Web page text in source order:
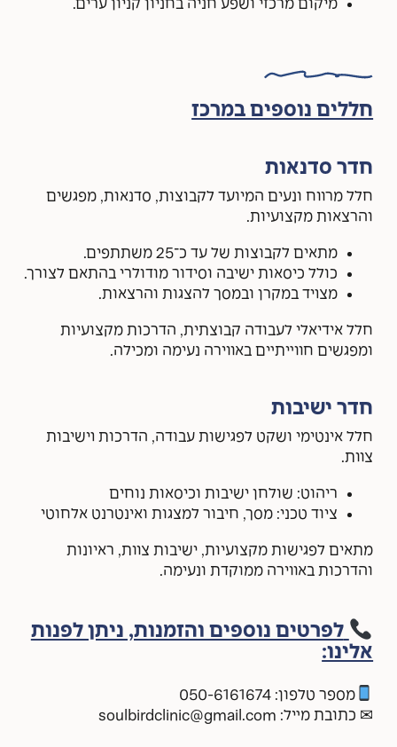
מיקום מרכזי ושפע חניה בחניון קניון ערים.
חללים נוספים במרכז
חדר סדנאות
חלל מרווח ונעים המיועד לקבוצות, סדנאות, מפגשים
והרצאות מקצועיות.
מתאים לקבוצות של עד כ־25 משתתפים.
כולל כיסאות ישיבה וסידור מודולרי בהתאם לצורך.
מצויד במקרן ובמסך להצגות והרצאות.
חלל אידיאלי לעבודה קבוצתית, הדרכות מקצועיות
ומפגשים חווייתיים באווירה נעימה ומכילה.
חדר ישיבות
חלל אינטימי ושקט לפגישות עבודה, הדרכות וישיבות
צוות.
ריהוט: שולחן ישיבות וכיסאות נוחים
ציוד טכני: מסך, חיבור למצגות ואינטרנט אלחוטי
מתאים לפגישות מקצועיות, ישיבות צוות, ראיונות
והדרכות באווירה ממוקדת ונעימה.
לפרטים נוספים והזמנות, ניתן לפנות
אלינו:
מספר טלפון: 050-6161674
✉ כתובת מייל: soulbirdclinic@gmail.com